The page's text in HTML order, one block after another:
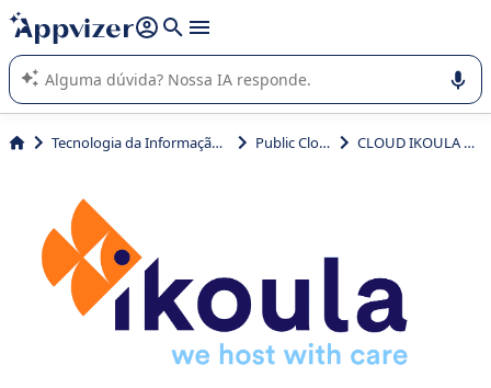
de nossa IA (várias linhas com
A IA do Appvizer o orienta no uso ou na seleção de software
SaaS para sua empresa.
Tecnologia da Informação (TI) Public Cloud CLOUD IKOULA ONE